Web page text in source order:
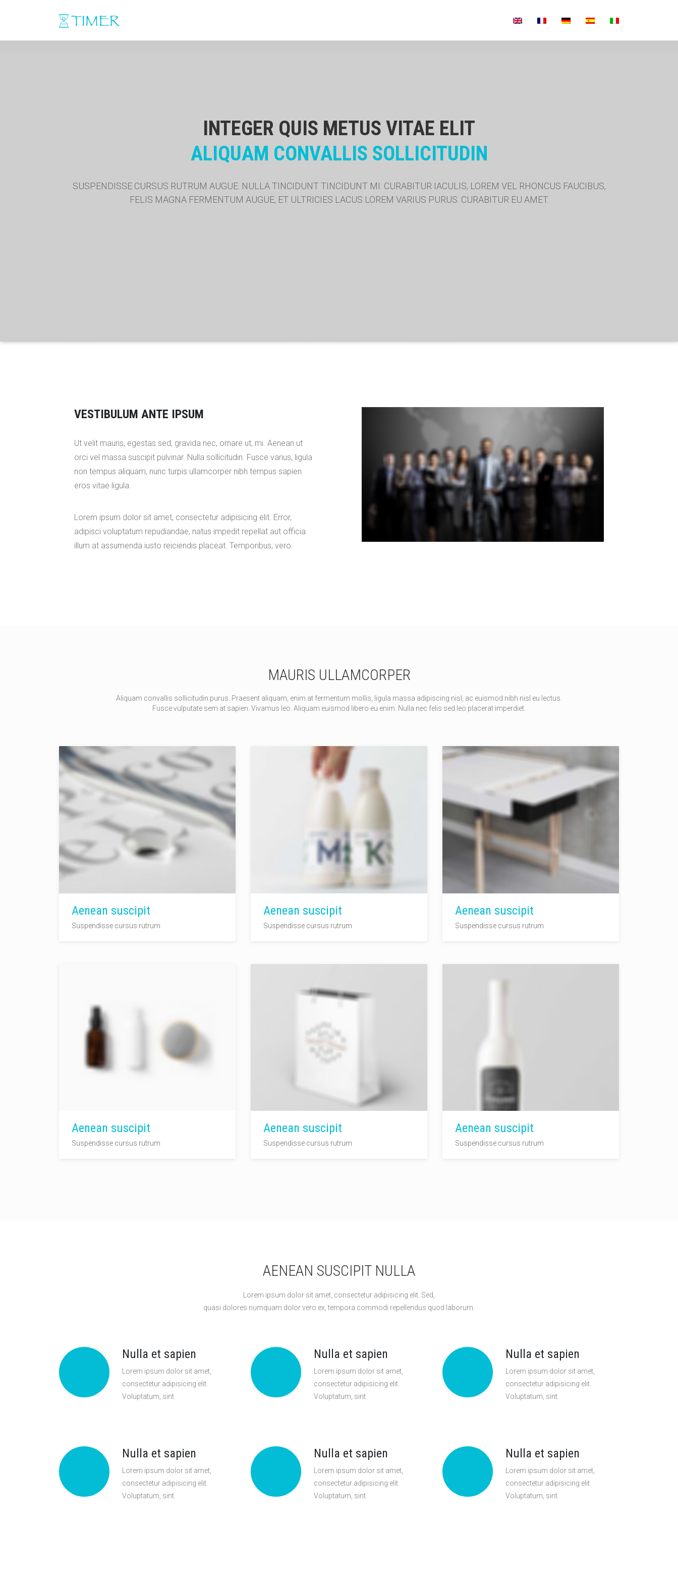
INTEGER QUIS METUS VITAE ELIT
ALIQUAM CONVALLIS SOLLICITUDIN
SUSPENDISSE CURSUS RUTRUM AUGUE. NULLA TINCIDUNT TINCIDUNT MI. CURABITUR IACULIS, LOREM VEL RHONCUS FAUCIBUS,
FELIS MAGNA FERMENTUM AUGUE, ET ULTRICIES LACUS LOREM VARIUS PURUS. CURABITUR EU AMET.
VESTIBULUM ANTE IPSUM
Ut velit mauris, egestas sed, gravida nec, ornare ut, mi. Aenean ut
orci vel massa suscipit pulvinar. Nulla sollicitudin. Fusce varius, ligula
non tempus aliquam, nunc turpis ullamcorper nibh tempus sapien
eros vitae ligula.
Lorem ipsum dolor sit amet, consectetur adipisicing elit. Error,
adipisci voluptatum repudiandae, natus impedit repellat aut officia
illum at assumenda iusto reiciendis placeat. Temporibus, vero.
MAURIS ULLAMCORPER
Aliquam convallis sollicitudin purus. Praesent aliquam, enim at fermentum mollis, ligula massa adipiscing nisl, ac euismod nibh nisl eu lectus.
Fusce vulputate sem at sapien. Vivamus leo. Aliquam euismod libero eu enim. Nulla nec felis sed leo placerat imperdiet.
Aenean suscipit
Suspendisse cursus rutrum
Aenean suscipit
Suspendisse cursus rutrum
Aenean suscipit
Suspendisse cursus rutrum
Aenean suscipit
Suspendisse cursus rutrum
Aenean suscipit
Suspendisse cursus rutrum
Aenean suscipit
Suspendisse cursus rutrum
AENEAN SUSCIPIT NULLA
Lorem ipsum dolor sit amet, consectetur adipisicing elit. Sed,
quasi dolores numquam dolor vero ex, tempora commodi repellendus quod laborum.
Nulla et sapien
Lorem ipsum dolor sit amet,
consectetur adipisicing elit.
Voluptatum, sint.
Nulla et sapien
Lorem ipsum dolor sit amet,
consectetur adipisicing elit.
Voluptatum, sint.
Nulla et sapien
Lorem ipsum dolor sit amet,
consectetur adipisicing elit.
Voluptatum, sint.
Nulla et sapien
Lorem ipsum dolor sit amet,
consectetur adipisicing elit.
Voluptatum, sint.
Nulla et sapien
Lorem ipsum dolor sit amet,
consectetur adipisicing elit.
Voluptatum, sint.
Nulla et sapien
Lorem ipsum dolor sit amet,
consectetur adipisicing elit.
Voluptatum, sint.